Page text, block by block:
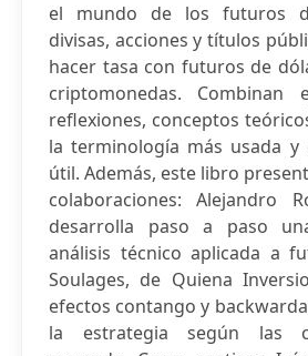
el mundo de los futuros
divisas, acciones y títulos
hacer tasa con futuros de
criptomonedas. Combinan
reflexiones, conceptos
la terminología más usada y
útil. Además, este libro
colaboraciones: Alejandro
desarrolla paso a paso
análisis técnico aplicada a
Soulages, de Quiena
efectos contango y
la estrategia según las